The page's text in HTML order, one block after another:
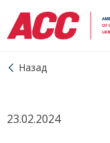
Назад
23.02.2024